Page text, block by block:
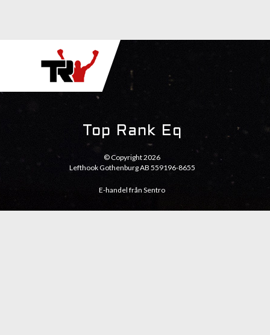
Top Rank Eq
© Copyright 2026
Lefthook Gothenburg AB 559196-8655
E-handel från Sentro